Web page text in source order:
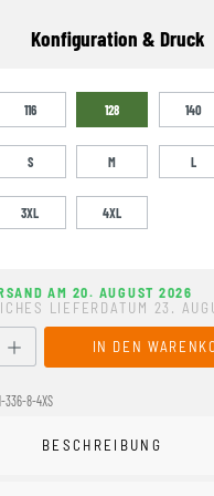
Konfiguration & Druck
116 128 140
S M L
3XL 4XL
AM 20. AUGUST 2026
LIEFERDATUM 23.
Gib den gewünschten
IN DEN
336-8-4XS
BESCHREIBUNG